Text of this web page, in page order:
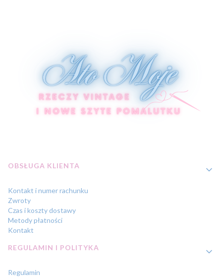
Linki w stopce
OBSŁUGA KLIENTA
Kontakt i numer rachunku
Zwroty
Czas i koszty dostawy
Metody płatności
Kontakt
REGULAMIN I POLITYKA
Regulamin